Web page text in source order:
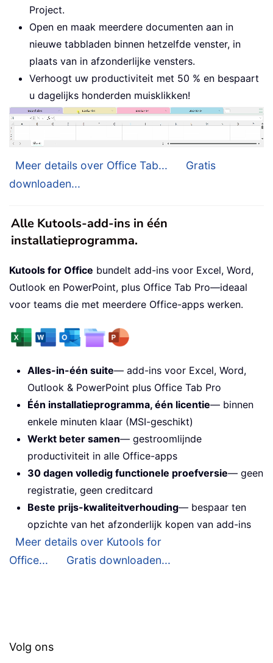
Project.
Open en maak meerdere documenten aan in
nieuwe tabbladen binnen hetzelfde venster, in
plaats van in afzonderlijke vensters.
Verhoogt uw productiviteit met 50 % en bespaart
u dagelijks honderden muisklikken!
Meer details over Office Tab...
Gratis
downloaden...
Alle Kutools-add-ins in één
installatieprogramma.
Kutools for Office bundelt add-ins voor Excel, Word,
Outlook en PowerPoint, plus Office Tab Pro—ideaal
voor teams die met meerdere Office-apps werken.
Alles-in-één suite— add-ins voor Excel, Word,
Outlook & PowerPoint plus Office Tab Pro
Één installatieprogramma, één licentie— binnen
enkele minuten klaar (MSI-geschikt)
Werkt beter samen— gestroomlijnde
productiviteit in alle Office-apps
30 dagen volledig functionele proefversie— geen
registratie, geen creditcard
Beste prijs-kwaliteitverhouding— bespaar ten
opzichte van het afzonderlijk kopen van add-ins
Meer details over Kutools for
Office...
Gratis downloaden...
Volg ons